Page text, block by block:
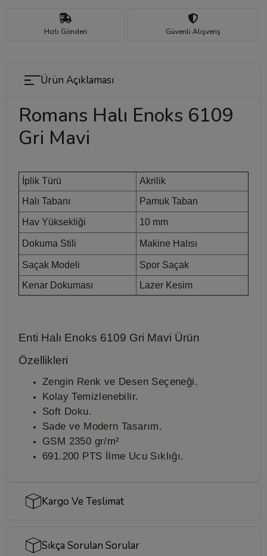
Hızlı Gönderi Güvenli Alışveriş
Ürün Açıklaması
Romans Halı Enoks 6109
Gri Mavi
İplik Türü
Akrilik
Halı Tabanı
Pamuk Taban
Hav Yüksekliği 10 mm
Dokuma Stili Makine Halısı
Saçak Modeli
Spor Saçak
Kenar Dokuması
Lazer Kesim
Enti Halı Enoks 6109 Gri Mavi Ürün
Özellikleri
Zengin Renk ve Desen Seçeneği.
Kolay Temizlenebilir.
Soft Doku.
Sade ve Modern Tasarım.
GSM 2350 gr/m²
691.200 PTS İlme Ucu Sıklığı.
Kargo Ve Teslimat
Sıkça Sorulan Sorular